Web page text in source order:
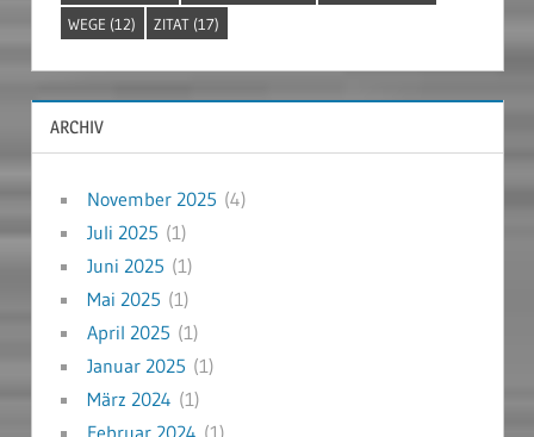
WEGE (12) ZITAT (17)
ARCHIV
November 2025 (4)
Juli 2025 (1)
Juni 2025 (1)
Mai 2025 (1)
April 2025 (1)
Januar 2025 (1)
März 2024 (1)
Februar 2024 (1)